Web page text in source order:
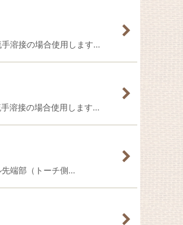
溶接の場合使用します…
溶接の場合使用します…
端部（トーチ側…